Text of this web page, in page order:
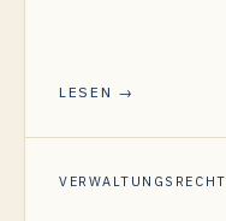
LESEN →
VERWALTUNGSRECHT